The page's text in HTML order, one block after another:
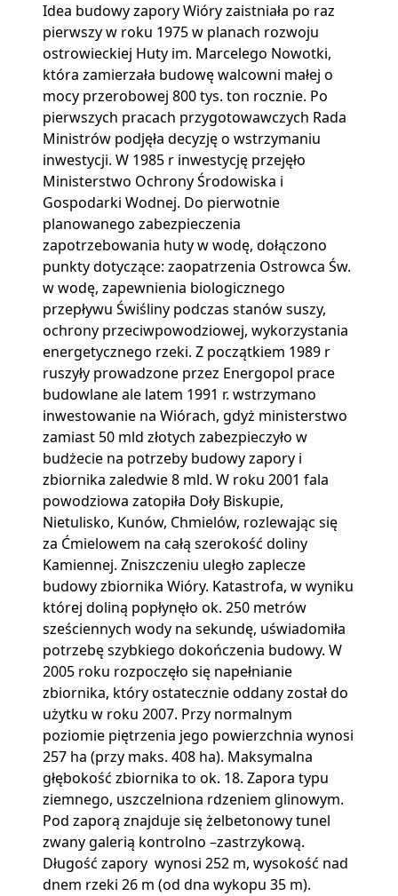
Idea budowy zapory Wióry zaistniała po raz
pierwszy w roku 1975 w planach rozwoju
ostrowieckiej Huty im. Marcelego Nowotki,
która zamierzała budowę walcowni małej o
mocy przerobowej 800 tys. ton rocznie. Po
pierwszych pracach przygotowawczych Rada
Ministrów podjęła decyzję o wstrzymaniu
inwestycji. W 1985 r inwestycję przejęło
Ministerstwo Ochrony Środowiska i
Gospodarki Wodnej. Do pierwotnie
planowanego zabezpieczenia
zapotrzebowania huty w wodę, dołączono
punkty dotyczące: zaopatrzenia Ostrowca Św.
w wodę, zapewnienia biologicznego
przepływu Świśliny podczas stanów suszy,
ochrony przeciwpowodziowej, wykorzystania
energetycznego rzeki. Z początkiem 1989 r
ruszyły prowadzone przez Energopol prace
budowlane ale latem 1991 r. wstrzymano
inwestowanie na Wiórach, gdyż ministerstwo
zamiast 50 mld złotych zabezpieczyło w
budżecie na potrzeby budowy zapory i
zbiornika zaledwie 8 mld. W roku 2001 fala
powodziowa zatopiła Doły Biskupie,
Nietulisko, Kunów, Chmielów, rozlewając się
za Ćmielowem na całą szerokość doliny
Kamiennej. Zniszczeniu uległo zaplecze
budowy zbiornika Wióry. Katastrofa, w wyniku
której doliną popłynęło ok. 250 metrów
sześciennych wody na sekundę, uświadomiła
potrzebę szybkiego dokończenia budowy. W
2005 roku rozpoczęło się napełnianie
zbiornika, który ostatecznie oddany został do
użytku w roku 2007. Przy normalnym
poziomie piętrzenia jego powierzchnia wynosi
257 ha (przy maks. 408 ha). Maksymalna
głębokość zbiornika to ok. 18. Zapora typu
ziemnego, uszczelniona rdzeniem glinowym.
Pod zaporą znajduje się żelbetonowy tunel
zwany galerią kontrolno –zastrzykową.
Długość zapory wynosi 252 m, wysokość nad
dnem rzeki 26 m (od dna wykopu 35 m).